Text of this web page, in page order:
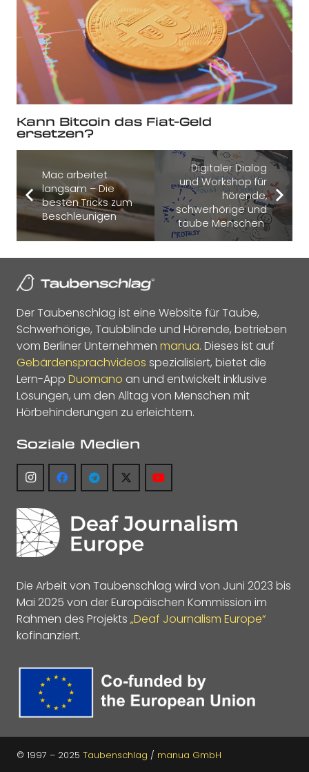
Kann Bitcoin das Fiat-Geld
ersetzen?
Mac arbeitet
langsam – Die
besten Tricks zum
Beschleunigen
Digitaler Dialog
und Workshop für
hörende,
schwerhörige und
taube Menschen
Der Taubenschlag ist eine Website für Taube,
Schwerhörige, Taubblinde und Hörende, betrieben
vom Berliner Unternehmen manua. Dieses ist auf
Gebärdensprachvideos spezialisiert, bietet die
Lern-App Duomano an und entwickelt inklusive
Lösungen, um den Alltag von Menschen mit
Hörbehinderungen zu erleichtern.
Soziale Medien
Die Arbeit von Taubenschlag wird von Juni 2023 bis
Mai 2025 von der Europäischen Kommission im
Rahmen des Projekts „Deaf Journalism Europe“
kofinanziert.
© 1997 – 2025 Taubenschlag / manua GmbH